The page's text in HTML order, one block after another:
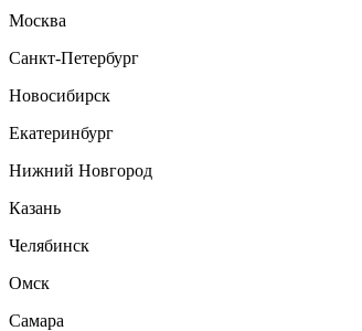
Москва
Санкт-Петербург
Новосибирск
Екатеринбург
Нижний Новгород
Казань
Челябинск
Омск
Самара